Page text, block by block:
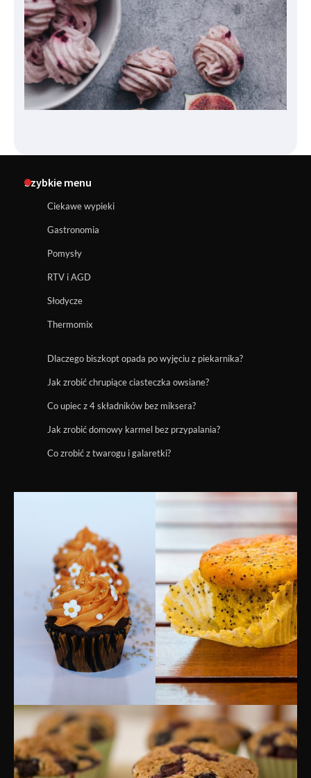
Szybkie menu
Ciekawe wypieki
Gastronomia
Pomysły
RTV i AGD
Słodycze
Thermomix
Dlaczego biszkopt opada po wyjęciu z piekarnika?
Jak zrobić chrupiące ciasteczka owsiane?
Co upiec z 4 składników bez miksera?
Jak zrobić domowy karmel bez przypalania?
Co zrobić z twarogu i galaretki?